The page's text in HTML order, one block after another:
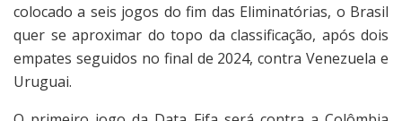
colocado a seis jogos do fim das Eliminatórias, o Brasil
quer se aproximar do topo da classificação, após dois
empates seguidos no final de 2024, contra Venezuela e
Uruguai.